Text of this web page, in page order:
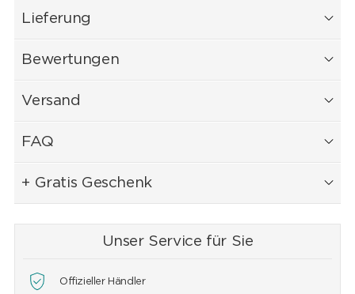
Lieferung
Bewertungen
Versand
FAQ
+ Gratis Geschenk
Unser Service für Sie
Offizieller Händler